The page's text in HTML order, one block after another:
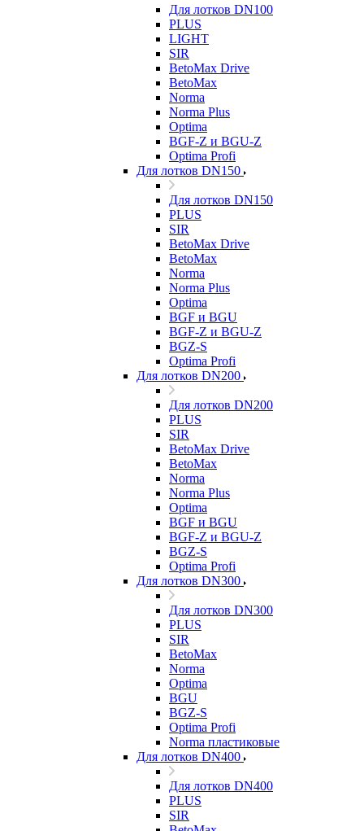
Для лотков DN100
PLUS
LIGHT
SIR
BetoMax Drive
BetoMax
Norma
Norma Plus
Optima
BGF-Z и BGU-Z
Optima Profi
Для лотков DN150
Для лотков DN150
PLUS
SIR
BetoMax Drive
BetoMax
Norma
Norma Plus
Optima
BGF и BGU
BGF-Z и BGU-Z
BGZ-S
Optima Profi
Для лотков DN200
Для лотков DN200
PLUS
SIR
BetoMax Drive
BetoMax
Norma
Norma Plus
Optima
BGF и BGU
BGF-Z и BGU-Z
BGZ-S
Optima Profi
Для лотков DN300
Для лотков DN300
PLUS
SIR
BetoMax
Norma
Optima
BGU
BGZ-S
Optima Profi
Norma пластиковые
Для лотков DN400
Для лотков DN400
PLUS
SIR